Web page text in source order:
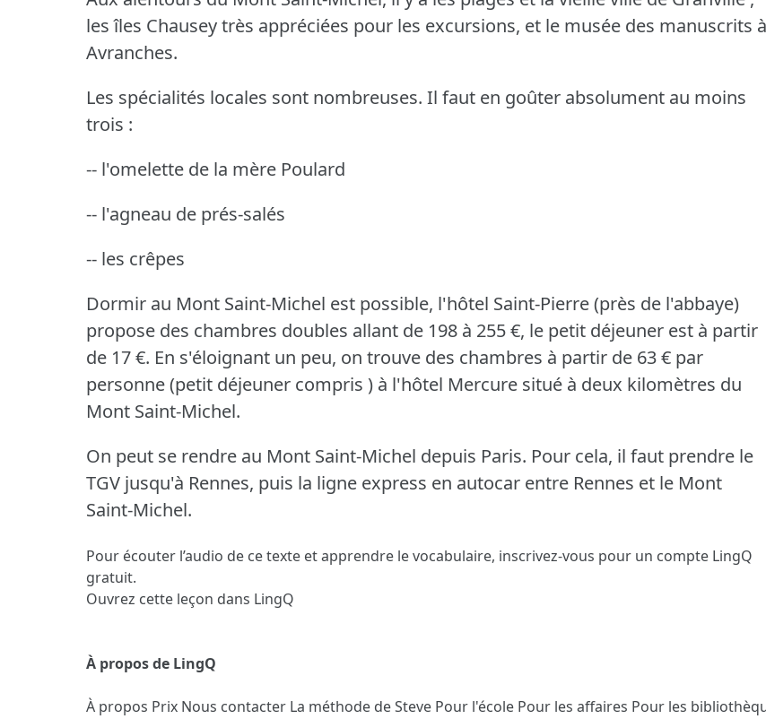
les îles Chausey très appréciées pour les excursions, et le musée des manuscrits à
Avranches.
Les spécialités locales sont nombreuses. Il faut en goûter absolument au moins
trois :
-- l'omelette de la mère Poulard
-- l'agneau de prés-salés
-- les crêpes
Dormir au Mont Saint-Michel est possible, l'hôtel Saint-Pierre (près de l'abbaye)
propose des chambres doubles allant de 198 à 255 €, le petit déjeuner est à partir
de 17 €. En s'éloignant un peu, on trouve des chambres à partir de 63 € par
personne (petit déjeuner compris ) à l'hôtel Mercure situé à deux kilomètres du
Mont Saint-Michel.
On peut se rendre au Mont Saint-Michel depuis Paris. Pour cela, il faut prendre le
TGV jusqu'à Rennes, puis la ligne express en autocar entre Rennes et le Mont
Saint-Michel.
Pour écouter l’audio de ce texte et apprendre le vocabulaire, inscrivez-vous pour un compte LingQ
gratuit.
Ouvrez cette leçon dans LingQ
À propos de LingQ
À propos Prix Nous contacter La méthode de Steve Pour l'école Pour les affaires Pour les